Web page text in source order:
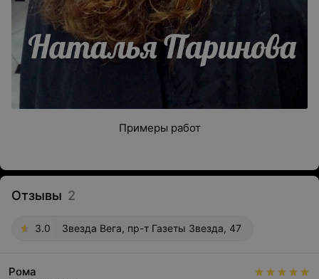
Примеры работ
Отзывы 2
3.0 Звезда Вега, пр-т Газеты Звезда, 47
Рома